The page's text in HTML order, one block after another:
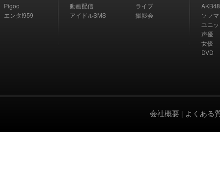
Pigoo
エンタ!959
動画配信
アイドルSMS
ライブ
撮影会
AKB48
ソフ
ユニ
声優
女優
DVD
会社概要 | よくある